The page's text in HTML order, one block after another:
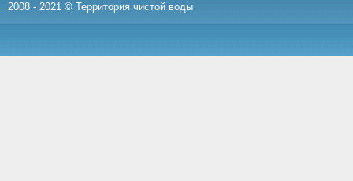
2008 - 2021 © Территория чистой воды